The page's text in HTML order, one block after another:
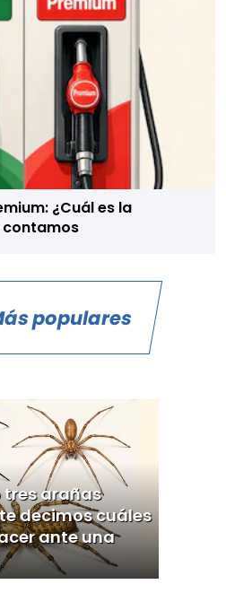
¿Cuál es la
contamos
populares
tres arañas
decimos cuáles
ante una